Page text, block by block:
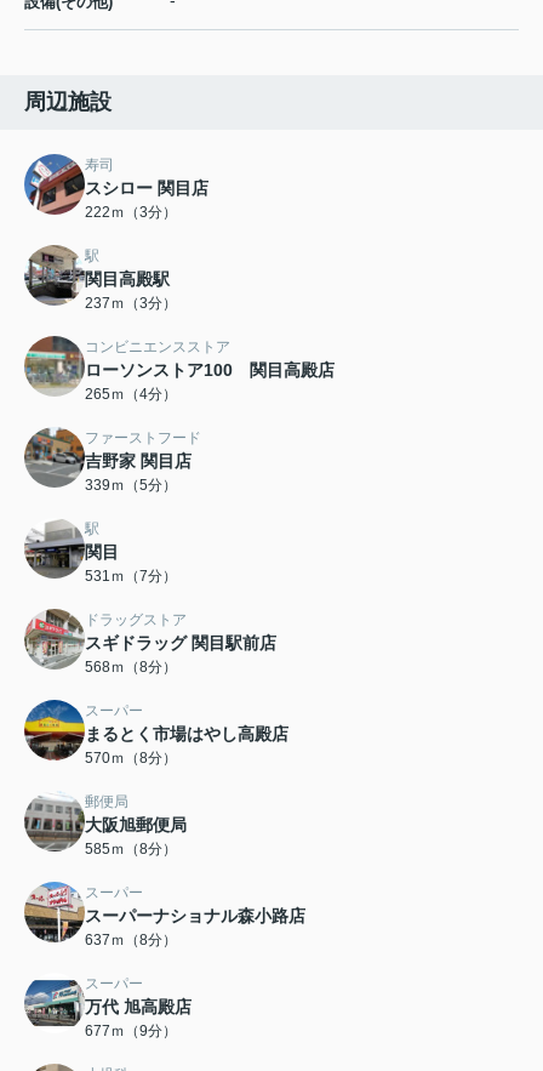
周辺施設
寿司
スシロー 関目店
222ｍ（3分）
駅
関目高殿駅
237ｍ（3分）
コンビニエンスストア
ローソンストア100 関目高殿店
265ｍ（4分）
ファーストフード
吉野家 関目店
339ｍ（5分）
駅
関目
531ｍ（7分）
ドラッグストア
スギドラッグ 関目駅前店
568ｍ（8分）
スーパー
まるとく市場はやし高殿店
570ｍ（8分）
郵便局
大阪旭郵便局
585ｍ（8分）
スーパー
スーパーナショナル森小路店
637ｍ（8分）
スーパー
万代 旭高殿店
677ｍ（9分）